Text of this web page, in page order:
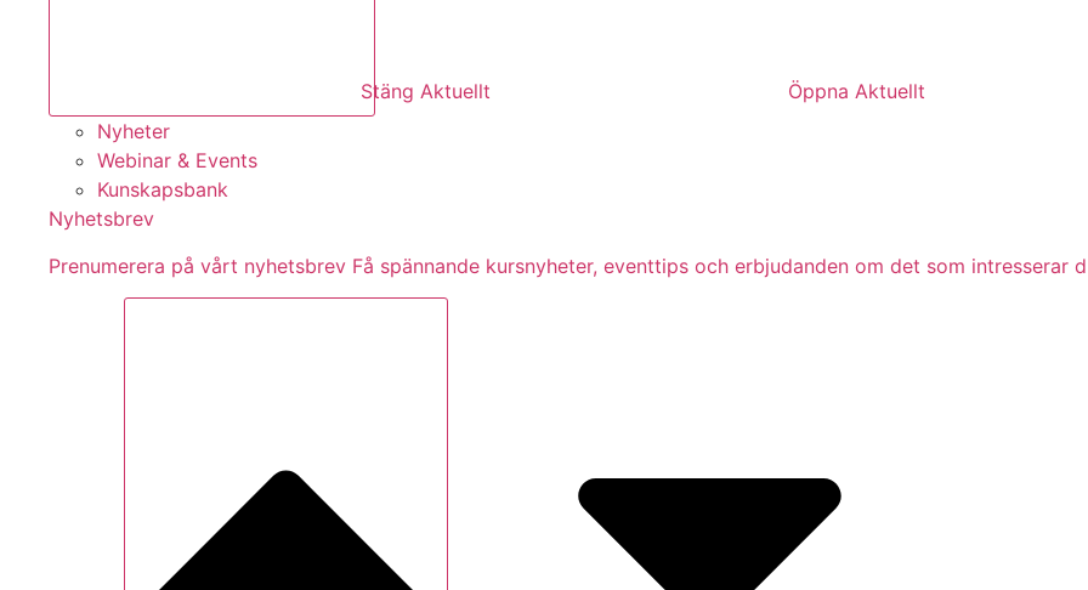
Stäng Aktuellt
Öppna Aktuellt
Nyheter
Webinar & Events
Kunskapsbank
Nyhetsbrev
Pre­nu­me­re­ra på vårt ny­hets­brev Få spännande kursnyheter, eventtips och erbjudanden om det som intresserar